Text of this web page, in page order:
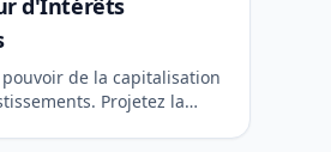
d'Intérêts
de la capitalisation
Projetez la